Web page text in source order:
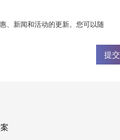
、新闻和活动的更新。您可以随
提交